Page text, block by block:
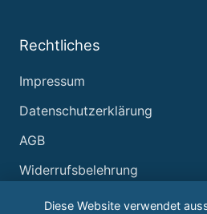
Rechtliches
Impressum
Datenschutzerklärung
AGB
Widerrufsbelehrung
Diese Website verwendet